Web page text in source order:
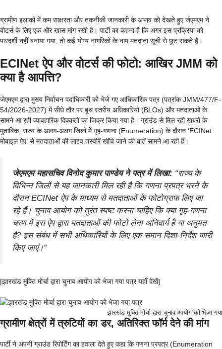
ग्रामीण इलाकों में कम साक्षरता और तकनीकी जानकारी के अभाव को देखते हुए जेएमएम ने
वोटर्स के लिए एक और खास मांग रखी है। पार्टी का कहना है कि अगर इस प्रक्रिया को
पारदर्शी नहीं बनाया गया, तो कई योग्य नागरिकों के नाम मतदाता सूची से छूट सकते हैं।
ECINet ऐप और वोटर्स की फोटो: आखिर JMM को
क्या है आपत्ति?
जेएमएम द्वारा मुख्य निर्वाचन पदाधिकारी को भेजे गए आधिकारिक पत्र (पत्रांक JMM/477/F-
54/2026-2027) में सीधे तौर पर बूथ स्तरीय अधिकारियों (BLOs) और मतदाताओं के
सामने आ रही व्यावहारिक दिक्कतों का जिक्र किया गया है। ग्राउंड से मिल रही खबरों के
मुताबिक, राज्य के अलग-अलग जिलों में गृह-गणना (Enumeration) के दौरान ‘ECINet
मोबाइल ऐप’ से मतदाताओं की लाइव तस्वीरें खींचे जाने की बातें सामने आ रही हैं।
जेएमएम महासचिव विनोद कुमार पाण्डेय ने पत्र में लिखा: “राज्य के
विभिन्न जिलों से यह जानकारी मिल रही है कि गणना प्रपत्र भरने के
दौरान ECINet ऐप के माध्यम से मतदाताओं के फोटोग्राफ लिए जा
रहे हैं। चुनाव आयोग को तुरंत स्पष्ट करना चाहिए कि क्या गृह-गणना
चरण में इस ऐप द्वारा मतदाताओं की फोटो लेना अनिवार्य है या अनुमत
है? इस संबंध में सभी अधिकारियों के लिए एक समान दिशा-निर्देश जारी
किए जाएं।”
[झारखंड मुक्ति मोर्चा द्वारा चुनाव आयोग को भेजा गया पत्र यहाँ देखें]
झारखंड मुक्ति मोर्चा द्वारा चुनाव आयोग को भेजा
ग्रामीण क्षेत्रों में त्रुटियों का डर, अतिरिक्त फॉर्म देने की मांग
पार्टी ने अपनी ग्राउंड रिपोर्टिंग का हवाला देते हुए कहा कि गणना प्रपत्र (Enumeration